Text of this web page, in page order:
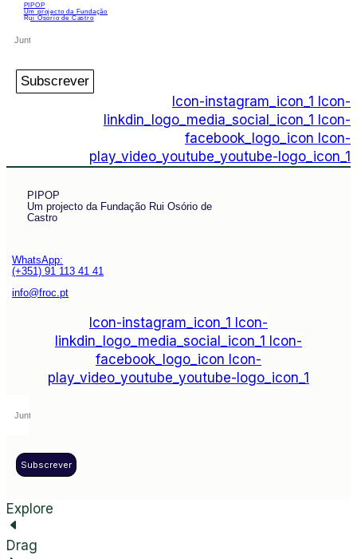
PIPOP
Um projecto da Fundação
Rui Osório de Castro
Subscrever
Icon-instagram_icon_1
Icon-
linkdin_logo_media_social_icon_1
Icon-
facebook_logo_icon Icon-
play_video_youtube_youtube-logo_icon_1
PIPOP
Um projecto da Fundação Rui Osório de
Castro
WhatsApp:
(+351) 91 113 41 41
info@froc.pt
Icon-instagram_icon_1
Icon-
linkdin_logo_media_social_icon_1
Icon-
facebook_logo_icon Icon-
play_video_youtube_youtube-logo_icon_1
Subscrever
Explore
Drag